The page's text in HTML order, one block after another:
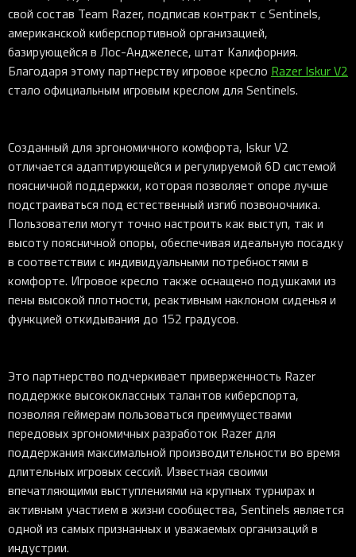
свой состав Team Razer, подписав контракт с Sentinels,
американской киберспортивной организацией,
базирующейся в Лос-Анджелесе, штат Калифорния.
Благодаря этому партнерству игровое кресло Razer Iskur V2
стало официальным игровым креслом для Sentinels.
Созданный для эргономичного комфорта, Iskur V2
отличается адаптирующейся и регулируемой 6D системой
поясничной поддержки, которая позволяет опоре лучше
подстраиваться под естественный изгиб позвоночника.
Пользователи могут точно настроить как выступ, так и
высоту поясничной опоры, обеспечивая идеальную посадку
в соответствии с индивидуальными потребностями в
комфорте. Игровое кресло также оснащено подушками из
пены высокой плотности, реактивным наклоном сиденья и
функцией откидывания до 152 градусов.
Это партнерство подчеркивает приверженность Razer
поддержке высококлассных талантов киберспорта,
позволяя геймерам пользоваться преимуществами
передовых эргономичных разработок Razer для
поддержания максимальной производительности во время
длительных игровых сессий. Известная своими
впечатляющими выступлениями на крупных турнирах и
активным участием в жизни сообщества, Sentinels является
одной из самых признанных и уважаемых организаций в
индустрии.